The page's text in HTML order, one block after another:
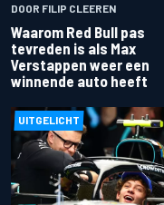
DOOR FILIP CLEEREN
Waarom Red Bull pas
tevreden is als Max
Verstappen weer een
winnende auto heeft
UITGELICHT